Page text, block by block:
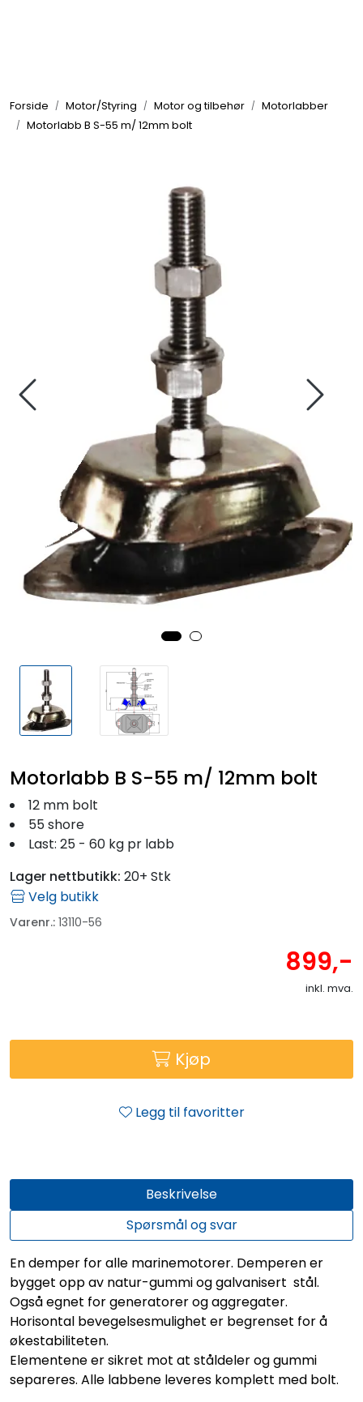
Forside Motor/Styring Motor og tilbehør
Motorlabber
Motorlabb B S-55 m/ 12mm bolt
Motorlabb B S-55 m/ 12mm bolt
12 mm bolt
55 shore
Last: 25 - 60 kg pr labb
Lager nettbutikk: 20+ Stk
Velg butikk
Varenr.: 13110-56
899,-
inkl. mva.
Kjøp
Legg til favoritter
Beskrivelse
Spørsmål og svar
En demper for alle marinemotorer. Demperen er
bygget opp av natur-gummi og galvanisert stål.
Også egnet for generatorer og aggregater.
Horisontal bevegelsesmulighet er begrenset for å
økestabiliteten.
Elementene er sikret mot at ståldeler og gummi
separeres. Alle labbene leveres komplett med bolt.
Elektrisk
Båtpleie/Opplag
Seil
Outlet